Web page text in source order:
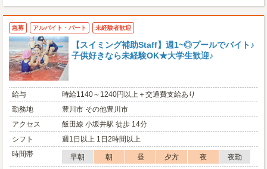
急募 アルバイト・パート 未経験者歓迎
【スイミング補助Staff】週1~◎プールでバイト♪
子供好きなら未経験OK★大学生歓迎♪
給与
時給1140～1240円以上＋交通費支給あり
勤務地
豊川市 その他豊川市
アクセス
飯田線 小坂井駅 徒歩 14分
シフト
週1日以上 1日2時間以上
時間帯
早朝 朝 昼 夕方 夜
夜勤